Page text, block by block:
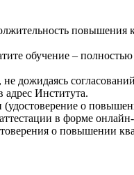
повышения
обучение – полностью
дожидаясь
адрес Института.
(удостоверение о
в форме
о повышении